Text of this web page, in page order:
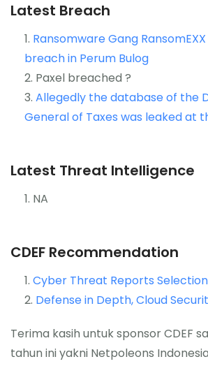
Latest Breach
Ransomware Gang
breach in Perum Bulog
Paxel breached ?
Allegedly the database of the
General of Taxes was leaked at
Latest Threat Intelligence
NA
CDEF Recommendation
Cyber Threat Reports Selection
Defense in Depth, Cloud
Terima kasih untuk sponsor CDEF
tahun ini yakni Netpoleons